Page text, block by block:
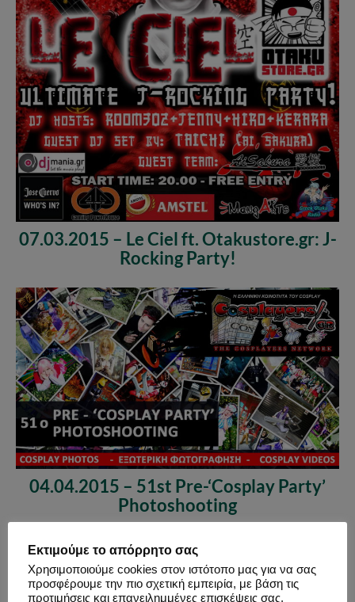
07.03.2015 – Le Ciel ft. Otakustore.gr: J-
Rocking Party!
04.04.2015 – 51st Pre-‘Cosplay Party’
Photoshooting
Εκτιμούμε το απόρρητο σας
Χρησιμοποιούμε cookies στον ιστότοπο μας για να σας
προσφέρουμε την πιο σχετική εμπειρία, με βάση τις
προτιμήσεις και επανειλημμένες επισκέψεις σας.